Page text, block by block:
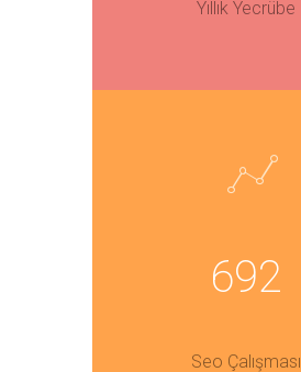
Yıllık Yecrübe
692
Seo Çalışması